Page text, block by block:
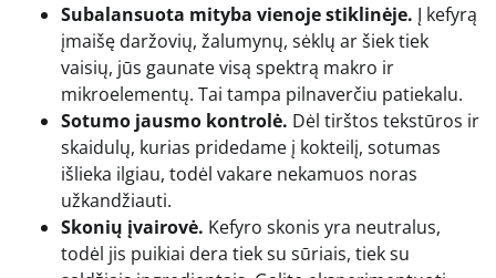
Subalansuota mityba vienoje stiklinėje. Į kefyrą
įmaišę daržovių, žalumynų, sėklų ar šiek tiek
vaisių, jūs gaunate visą spektrą makro ir
mikroelementų. Tai tampa pilnaverčiu patiekalu.
Sotumo jausmo kontrolė. Dėl tirštos tekstūros ir
skaidulų, kurias pridedame į kokteilį, sotumas
išlieka ilgiau, todėl vakare nekamuos noras
užkandžiauti.
Skonių įvairovė. Kefyro skonis yra neutralus,
todėl jis puikiai dera tiek su sūriais, tiek su